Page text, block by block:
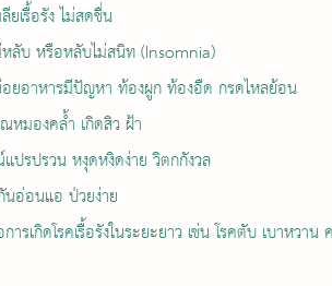
ยเรื้อรัง ไม่สดชื่น
ลับ หรือหลับไม่สนิท (Insomnia)
ยอาหารมีปัญหา ท้องผูก ท้องอืด กรดไหลย้อน
หมองคล้ำ เกิดสิว ฝ้า
ปรปรวน หงุดหงิดง่าย วิตกกังวล
อ่อนแอ ป่วยง่าย
การเกิดโรคเรื้อรังในระยะยาว เช่น โรคตับ เบาหว